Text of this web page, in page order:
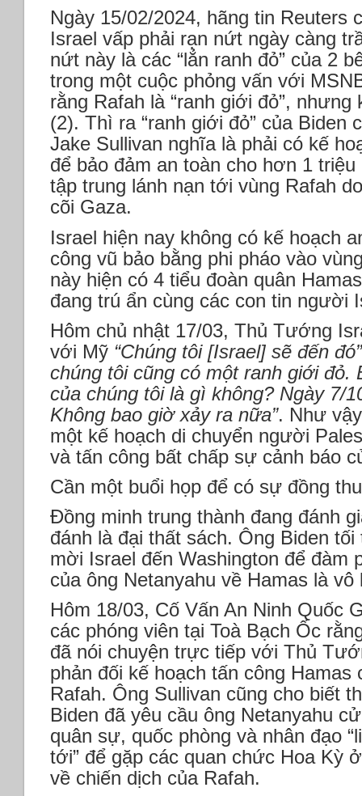
Ngày 15/02/2024, hãng tin Reuters
Israel vấp phải rạn nứt ngày càng
nứt này là các “lẳn ranh đỏ” của 2
trong một cuộc phỏng vấn với
rằng Rafah là “ranh giới đỏ”,
(2). Thì ra “ranh giới đỏ” của Biden
Jake Sullivan nghĩa là phải có kế
để bảo đảm an toàn cho hơn 1
tập trung lánh nạn tới vùng Rafah
cõi Gaza.
Israel hiện nay không có kế hoạch
công vũ bảo bằng phi pháo vào
này hiện có 4 tiểu đoàn quân
đang trú ẩn cùng các con tin người
Hôm chủ nhật 17/03, Thủ Tướng
với Mỹ “Chúng tôi [Israel] sẽ đến đó”
chúng tôi cũng có một ranh giới đỏ.
của chúng tôi là gì không? Ngày 7/
Không bao giờ xảy ra nữa”. Như
một kế hoạch di chuyển người
và tấn công bất chấp sự cảnh báo
Cần một buổi họp để có sự đồng
Đồng minh trung thành đang đánh
đánh là đại thất sách. Ông Biden
mời Israel đến Washington để đàm
của ông Netanyahu về Hamas là
Hôm 18/03, Cố Vấn An Ninh Quốc
các phóng viên tại Toà Bạch Ốc
đã nói chuyện trực tiếp với Thủ
phản đối kế hoạch tấn công
Rafah. Ông Sullivan cũng cho biết
Biden đã yêu cầu ông Netanyahu
quân sự, quốc phòng và nhân đạo
tới” để gặp các quan chức Hoa Kỳ
về chiến dịch của Rafah.